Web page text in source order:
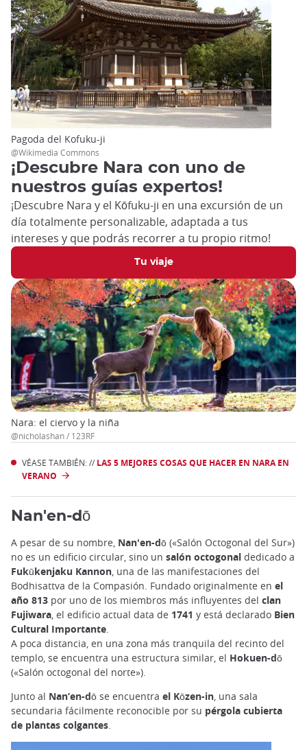
Pagoda del Kofuku-ji
@Wikimedia Commons
¡Descubre Nara con uno de
nuestros guías expertos!
¡Descubre Nara y el Kōfuku-ji en una excursión de un
día totalmente personalizable, adaptada a tus
intereses y que podrás recorrer a tu propio ritmo!
Tu viaje
Nara: el ciervo y la niña
@nicholashan / 123RF
VÉASE TAMBIÉN: // LAS 5 MEJORES COSAS QUE HACER EN NARA EN
VERANO
Nan'en-dō
A pesar de su nombre, Nan'en-dō («Salón Octogonal del Sur»)
no es un edificio circular, sino un salón octogonal dedicado a
Fukūkenjaku Kannon, una de las manifestaciones del
Bodhisattva de la Compasión. Fundado originalmente en el
año 813 por uno de los miembros más influyentes del clan
Fujiwara, el edificio actual data de 1741 y está declarado Bien
Cultural Importante.
A poca distancia, en una zona más tranquila del recinto del
templo, se encuentra una estructura similar, el Hokuen-dō
(«Salón octogonal del norte»).
Junto al Nan’en-dō se encuentra el Kōzen-in, una sala
secundaria fácilmente reconocible por su pérgola cubierta
de plantas colgantes.